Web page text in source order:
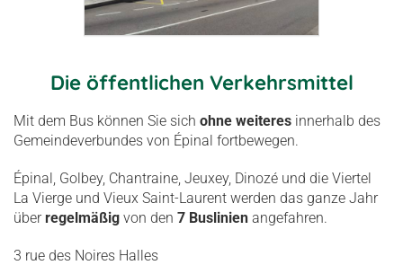
Die öffentlichen Verkehrsmittel
Mit dem Bus können Sie sich ohne weiteres innerhalb des
Gemeindeverbundes von Épinal fortbewegen.
Épinal, Golbey, Chantraine, Jeuxey, Dinozé und die Viertel
La Vierge und Vieux Saint-Laurent werden das ganze Jahr
überregelmäßig von den 7 Buslinien angefahren.
3 rue des Noires Halles